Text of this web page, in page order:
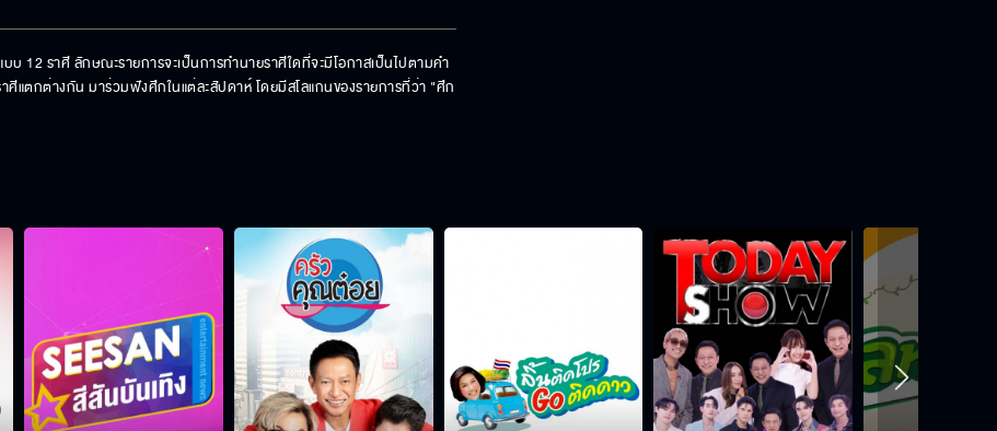
12 ราศี ลักษณะรายการจะเป็นการทำนายราศีใดที่จะมีโอกาสเป็นไปตามคำ
แตกต่างกัน มาร่วมฟังศึกในแต่ละสัปดาห์ โดยมีสโลแกนของรายการที่ว่า "ศึก